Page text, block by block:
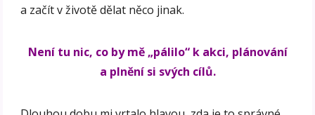
a začít v životě dělat něco jinak.
Není tu nic, co by mě „pálilo“ k akci, plánování
a plnění si svých cílů.